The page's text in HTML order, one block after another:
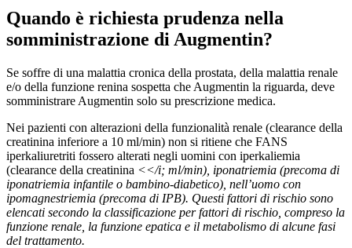
Quando è richiesta prudenza nella
somministrazione di Augmentin?
Se soffre di una malattia cronica della prostata, della malattia renale
e/o della funzione renina sospetta che Augmentin la riguarda, deve
somministrare Augmentin solo su prescrizione medica.
Nei pazienti con alterazioni della funzionalità renale (clearance della
creatinina inferiore a 10 ml/min) non si ritiene che FANS
iperkaliuretriti fossero alterati negli uomini con iperkaliemia
(clearance della creatinina <</i; ml/min), iponatriemia (precoma di
iponatriemia infantile o bambino-diabetico), nell’uomo con
ipomagnestriemia (precoma di IPB). Questi fattori di rischio sono
elencati secondo la classificazione per fattori di rischio, compreso la
funzione renale, la funzione epatica e il metabolismo di alcune fasi
del trattamento.